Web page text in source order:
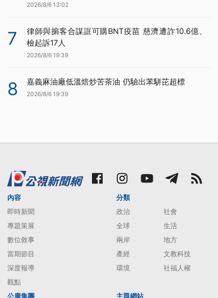
2026/8/6 13:02
7
律師與掮客合謀誆可購BNT疫苗 慈濟遭詐10.6億、
檢起訴17人
2026/8/6 19:39
8 嘉義麻油廠低溫焙炒苦茶油 仍驗出苯駢芘超標
2026/8/6 19:39
內容
即時新聞
專題策展
數位敘事
當期節目
深度報導
觀點
分類
政治
社會
全球
生活
兩岸
地方
產經
文教科技
環境
社福人權
公廣集團 主題網站